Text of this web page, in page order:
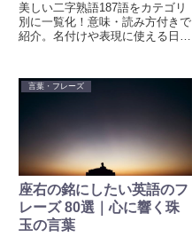
美しい二字熟語187語をカテゴリ
別に一覧化！意味・読み方付きで
紹介。名付けや表現に使える日本
言葉・フレーズ
座右の銘にしたい英語のフ
レーズ 80選｜心に響く珠
玉の言葉